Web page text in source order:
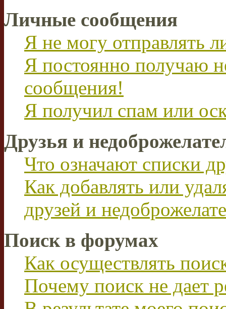
Личные сообщения
Я не могу отправлять
Я постоянно получаю
сообщения!
Я получил спам или
Друзья и
Что означают списки
Как добавлять или
друзей и
Поиск в форумах
Как осуществлять
Почему поиск не дает